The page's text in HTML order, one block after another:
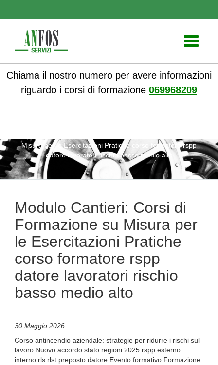
Toggle
Chiama il nostro numero per avere informazioni
riguardo i corsi di formazione 069968209
Misura per le Esercitazioni Pratiche corso formatore rspp
datore lavoratori rischio basso medio alto
Modulo Cantieri: Corsi di
Formazione su Misura per
le Esercitazioni Pratiche
corso formatore rspp
datore lavoratori rischio
basso medio alto
30 Maggio 2026
Corso antincendio aziendale: strategie per ridurre i rischi sul
lavoro Nuovo accordo stato regioni 2025 rspp esterno
interno rls rlst preposto datore Evento formativo Formazione